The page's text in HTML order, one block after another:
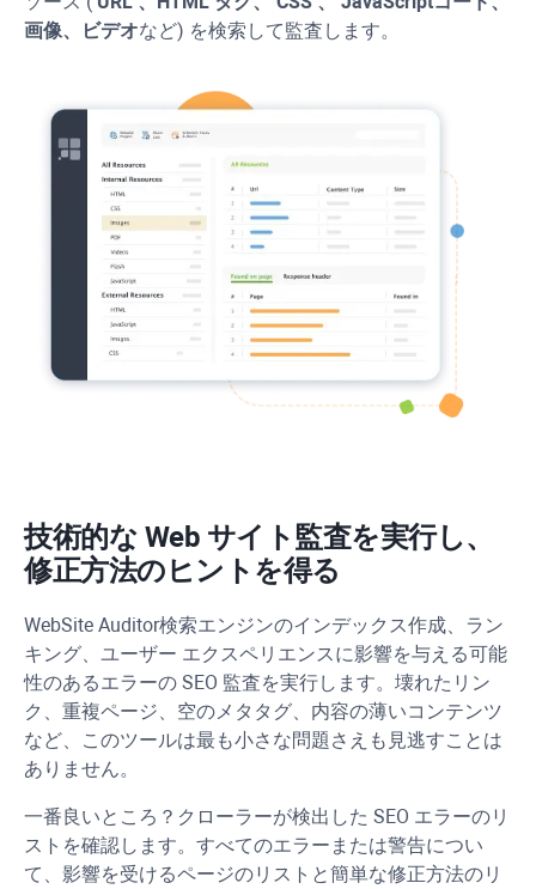
画像、ビデオなど) を検索して監査します。
技術的な Web サイト監査を実行し、
修正方法のヒントを得る
WebSite Auditor検索エンジンのインデックス作成、ラン
キング、ユーザー エクスペリエンスに影響を与える可能
性のあるエラーの SEO 監査を実行します。壊れたリン
ク、重複ページ、空のメタタグ、内容の薄いコンテンツ
など、このツールは最も小さな問題さえも見逃すことは
ありません。
一番良いところ？クローラーが検出した SEO エラーのリ
ストを確認します。すべてのエラーまたは警告につい
て、影響を受けるページのリストと簡単な修正方法のリ